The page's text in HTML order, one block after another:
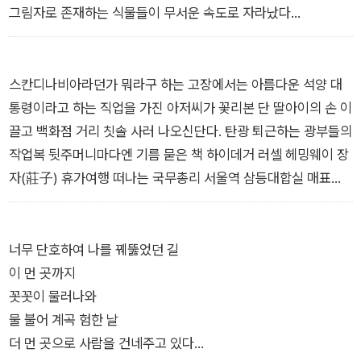
이 지금 우리 앞에 놓였다. 저 기쁨을 나눌 방법을 고민하다 창비
시선 500 기념시선집 『이건 다만 사랑의 습관』의 저자, 즉 창비
비의 시를 가장 가까이에서 지켜봐왔으며, 또 이들 각각의 안목을
빌려 빛나는 보물 하나씩을 발견할 가능성이 크다고 여겼기 때문
이다. 창비시선 전 시집에 수록된 시 가운데 가장 좋아하거나 즐
겨 읽는 시편들을 추천해달라는 요청에 총 77명의 시인이 애송
시를 보내주셨고 이 가운데 중복되는 작품과 시인을 추려내는 등
있었으며, 시선집의 제목 ‘한 사람의 노래가 온 거리에 노래를’은
신경림 시인의 『농무』(창비시선 1)의 수록작 「그 여름」의 시구에
서 따왔다.
(…)
창비시선이 500번째 시집을 낸 것은 한국시의 저력을 보여주는
그림자로 존재하는 식물들이 무서운 속도로 자라났다
―강성은, 「검은 호주머니 속의 산책」 부분
스칸디나비아라던가 뭐라구 하는 고장에서는 아름다운 석양 대
통령이라고 하는 직업을 가진 아저씨가 꽃리본 단 딸아이의 손 이
끌고 백화점 거리 칫솔 사러 나오신단다. 탄광 퇴근하는 광부들의
작업복 뒷주머니마다엔 기름 묻은 책 하이데거 러셀 헤밍웨이 장
자(莊子) 휴가여행 떠나는 국무총리 서울역 삼등대합실 매표구
앞을 뙤약볕 흡쓰며 줄지어 서 있을 때 그걸 본 서울역장 기쁘시
들어가더란다.
―신동엽, 「산문시 1」 부분
너무 단호하여 나를 꿰뚫었던 길
이 먼 곳까지
꼿꼿이 물러나와
물 불어 계곡 험한 날
더 먼 곳으로 사람을 건네주고 있다